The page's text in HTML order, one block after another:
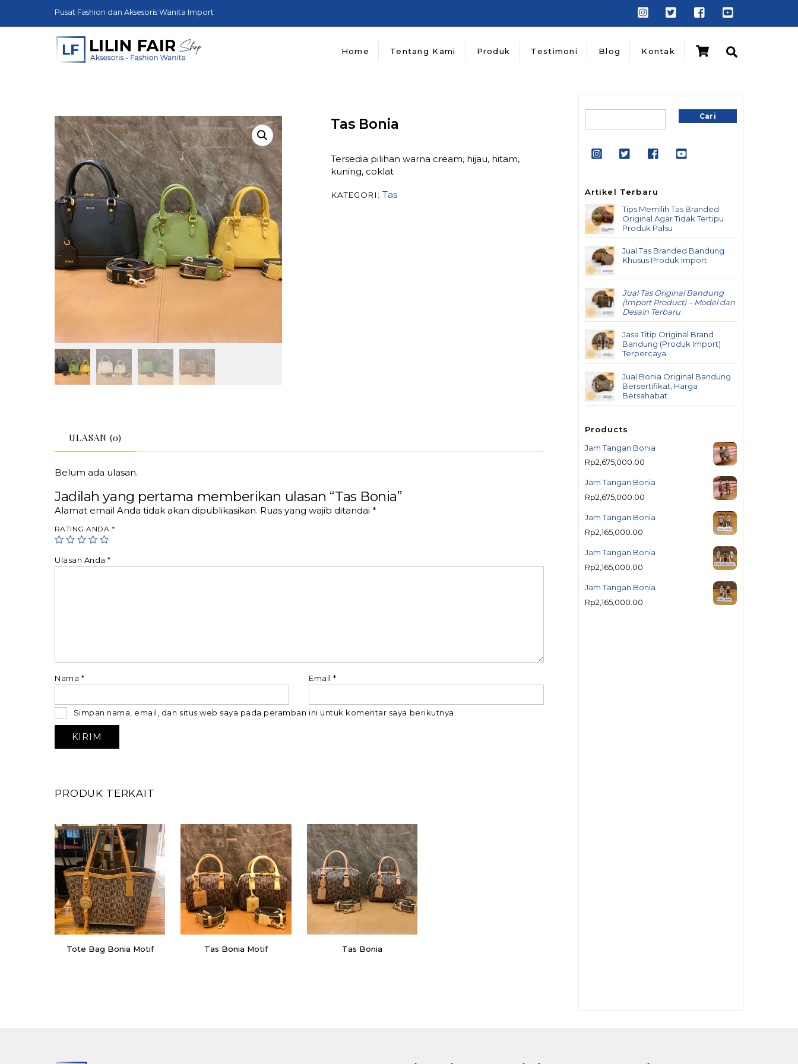
content
Pusat Fashion dan Aksesoris Wanita Import
Cart
Home Tentang Kami Produk Testimoni Blog Kontak
Tas Bonia
Tersedia pilihan warna cream, hijau, hitam,
kuning, coklat
KATEGORI:Tas
ULASAN (0)
Belum ada ulasan.
Jadilah yang pertama memberikan ulasan “Tas Bonia”
Alamat email Anda tidak akan dipublikasikan. Ruas yang wajib ditandai *
RATING ANDA *
Ulasan Anda*
Nama * Email*
Simpan nama, email, dan situs web saya pada peramban ini untuk komentar saya berikutnya.
PRODUK TERKAIT
Tote Bag Bonia Motif Tas Bonia Motif Tas Bonia
Cari
Artikel Terbaru
Tips Memilih Tas Branded
Original Agar Tidak Tertipu
Produk Palsu
Jual Tas Branded Bandung
Khusus Produk Import
Jual Tas Original Bandung
(Import Product) – Model dan
Desain Terbaru
Jasa Titip Original Brand
Bandung (Produk Import)
Terpercaya
Jual Bonia Original Bandung
Bersertifikat, Harga
Bersahabat
Products
Jam Tangan Bonia
Rp2,675,000.00
Jam Tangan Bonia
Rp2,675,000.00
Jam Tangan Bonia
Rp2,165,000.00
Jam Tangan Bonia
Rp2,165,000.00
Jam Tangan Bonia
Rp2,165,000.00